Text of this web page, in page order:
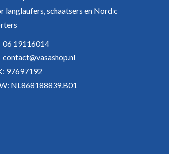
langlaufers, schaatsers en Nordic
06 19116014
contact@vasashop.nl
97697192
NL868188839.B01